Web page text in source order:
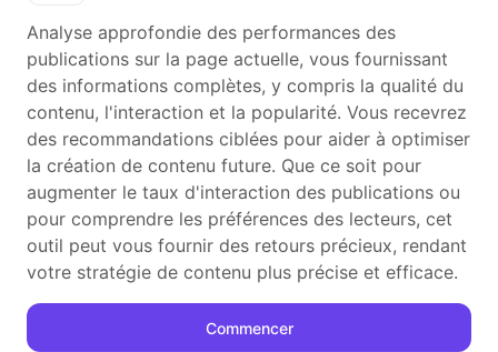
Analyse approfondie des performances des
publications sur la page actuelle, vous fournissant
des informations complètes, y compris la qualité du
contenu, l'interaction et la popularité. Vous recevrez
des recommandations ciblées pour aider à optimiser
la création de contenu future. Que ce soit pour
augmenter le taux d'interaction des publications ou
pour comprendre les préférences des lecteurs, cet
outil peut vous fournir des retours précieux, rendant
votre stratégie de contenu plus précise et efficace.
Commencer